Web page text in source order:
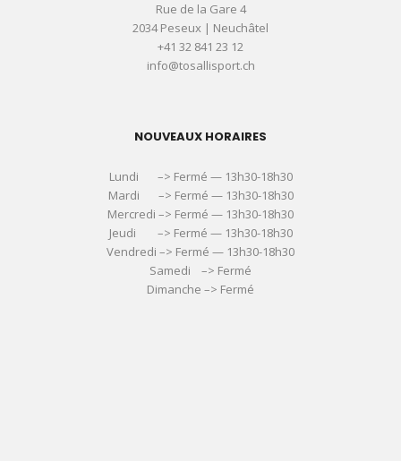
Rue de la Gare 4
2034 Peseux | Neuchâtel
+41 32 841 23 12
info@tosallisport.ch
NOUVEAUX HORAIRES
Lundi –> Fermé — 13h30-18h30
Mardi –> Fermé — 13h30-18h30
Mercredi –> Fermé — 13h30-18h30
Jeudi –> Fermé — 13h30-18h30
Vendredi –> Fermé — 13h30-18h30
Samedi –> Fermé
Dimanche –> Fermé